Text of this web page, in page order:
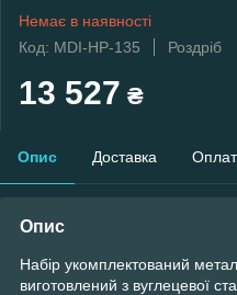
Немає в наявності
Код: MDI-НР-135
Роздріб
13 527 ₴
Опис Доставка
Опис
Набір укомплектований
виготовлений з вуглецевої